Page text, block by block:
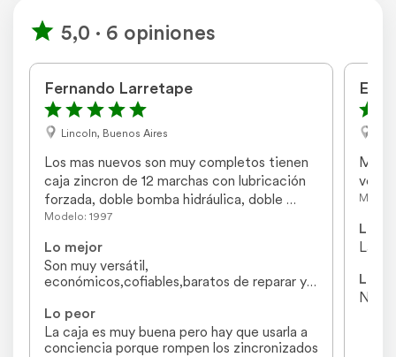
5,0 · 6 opiniones
Fernando Larretape
Lincoln, Buenos Aires
Los mas nuevos son muy completos tienen
caja zincron de 12 marchas con lubricación
forzada, doble bomba hidráulica, doble
embrague, frenos a discos.
Modelo: 1997
Lo mejor
Son muy versátil,
económicos,cofiables,baratos de reparar y
Lo peor
La caja es muy buena pero hay que usarla a
conciencia porque rompen los zincronizados
Muy
Lo
La
Lo